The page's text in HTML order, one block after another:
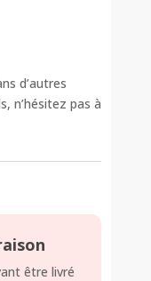
d’autres
n’hésitez pas à
être livré